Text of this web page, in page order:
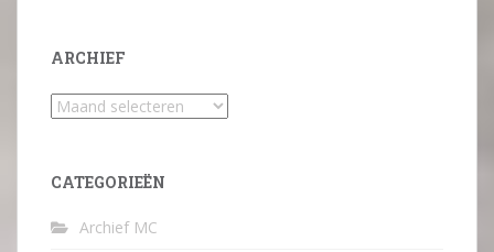
ARCHIEF
Archief
CATEGORIEËN
Archief MC